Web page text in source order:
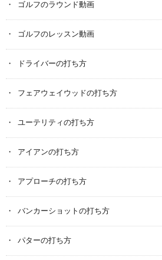
ゴルフのラウンド動画
ゴルフのレッスン動画
ドライバーの打ち方
フェアウェイウッドの打ち方
ユーテリティの打ち方
アイアンの打ち方
アプローチの打ち方
バンカーショットの打ち方
パターの打ち方